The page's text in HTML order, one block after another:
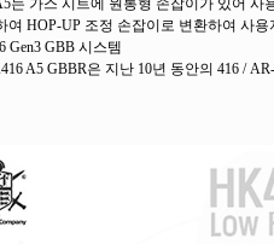
는 가스 시트에 원통형 손잡이가 있어
여 HOP-UP 조정 손잡이로 변환하여 사
Gen3 GBB 시스템
A5 GBBR은 지난 10년 동안의 416 /